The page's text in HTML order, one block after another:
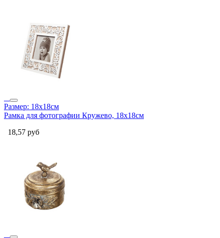
Размер: 18x18см
Рамка для фотографии Кружево, 18x18см
18,57 руб